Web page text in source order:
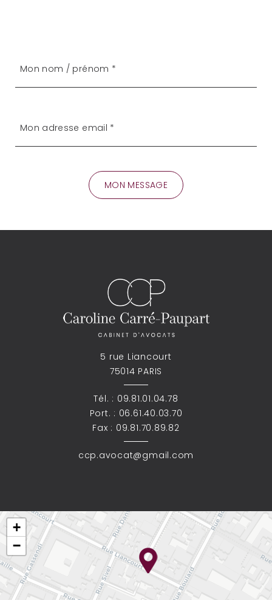
5 rue Liancourt
75014 PARIS
Tél. : 09.81.01.04.78
Port. : 06.61.40.03.70
Fax : 09.81.70.89.82
ccp.avocat@gmail.com
+
−